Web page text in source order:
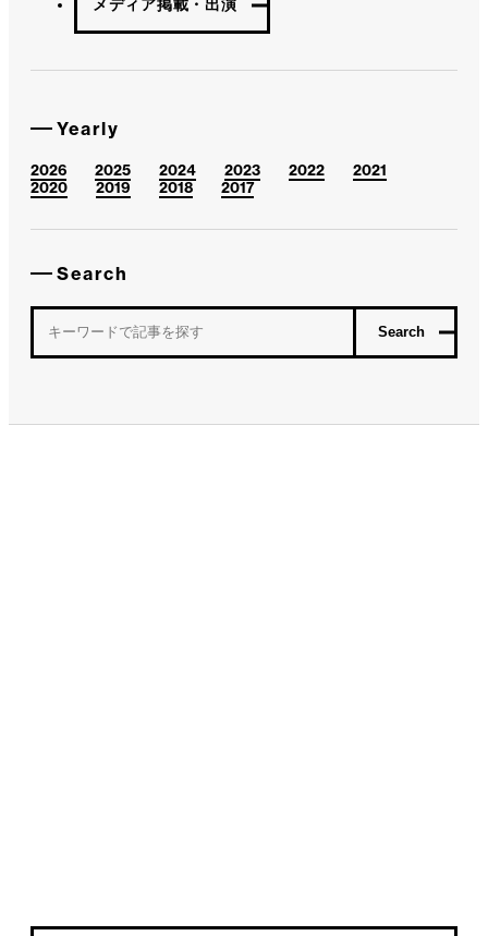
メディア掲載・出演
Yearly
2026 2025 2024 2023 2022
2021
2020
2019 2018 2017
Search